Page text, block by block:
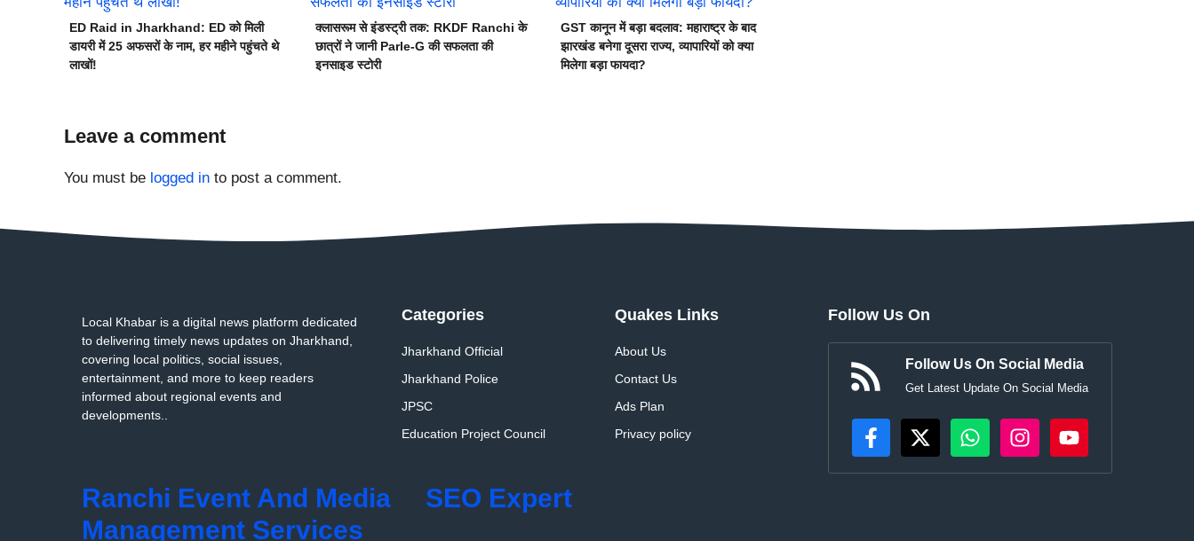
ED Raid in Jharkhand: ED को मिली
डायरी में 25 अफसरों के नाम, हर महीने पहुंचते थे
लाखों!
क्लासरूम से इंडस्ट्री तक: RKDF Ranchi के
छात्रों ने जानी Parle-G की सफलता की
इनसाइड स्टोरी
GST कानून में बड़ा बदलाव: महाराष्ट्र के बाद
झारखंड बनेगा दूसरा राज्य, व्यापारियों को क्या
मिलेगा बड़ा फायदा?
Leave a comment
You must be logged in to post a comment.
Local Khabar is a digital news platform dedicated
to delivering timely news updates on Jharkhand,
covering local politics, social issues,
entertainment, and more to keep readers
informed about regional events and
developments..
Categories
Jharkhand Official
Jharkhand Police
JPSC
Education Project Council
Quakes Links
About Us
Contact Us
Ads Plan
Privacy policy
Follow Us On
Follow Us On Social Media
Get Latest Update On Social Media
Ranchi Event And Media
Management Services
SEO Expert